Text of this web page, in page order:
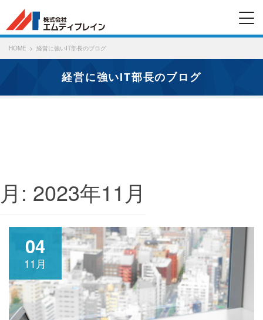
HOME 経営に強いIT部長のブログ
経営に強いIT部長のブログ
月: 2023年11月
04
11月